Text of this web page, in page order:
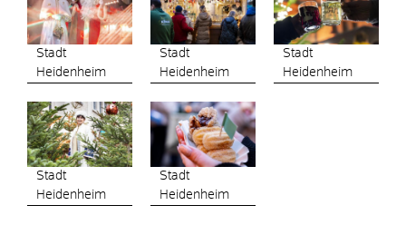
Stadt
Heidenheim
Stadt
Heidenheim
Stadt
Heidenheim
Stadt
Heidenheim
Stadt
Heidenheim